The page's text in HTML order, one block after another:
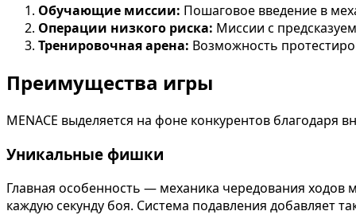
Обучающие миссии: Пошаговое введение в
Операции низкого риска: Миссии с
Тренировочная арена: Возможность
Преимущества игры
MENACE выделяется на фоне конкурентов благодаря
Уникальные фишки
Главная особенность — механика чередования
каждую секунду боя. Система подавления добавляет